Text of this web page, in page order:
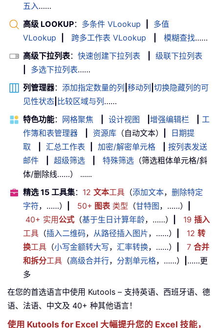
五入……
高级 LOOKUP： 多条件 VLookup
多值
VLookup
跨多工作表 VLookup 模糊查找……
高级下拉列表： 快速创建下拉列表
级联下拉列表
多选下拉列表……
列管理器： 添加指定数量的列 移动列 切换隐藏列的可
见性状态 比较区域与列……
特色功能： 网格聚焦 设计视图 增强编辑栏
工
作簿和表管理器
资源库 （自动文本）
日期提
取
汇总工作表 加密/解密单元格
按列表发送
邮件
超级筛选 特殊筛选 （筛选粗体单元格/斜
体/删除线……） ......
精选 15 工具集： 12 文本工具 （添加文本， 删除特定
字符，……） 50+ 图表 类型 （甘特图，……）
40+ 实用公式 （基于生日计算年龄，……） 19 插入
工具 （插入二维码， 从路径插入图片，……） 12 转
换工具 （小写金额转大写， 汇率转换，……） 7 合并
和拆分工具 （高级合并行， 分割单元格，……）
……更
多
在您的首选语言中使用 Kutools – 支持英语、西班牙语、德
语、法语、中文及 40+ 种其他语言！
使用 Kutools for Excel 大幅提升您的 Excel 技能，